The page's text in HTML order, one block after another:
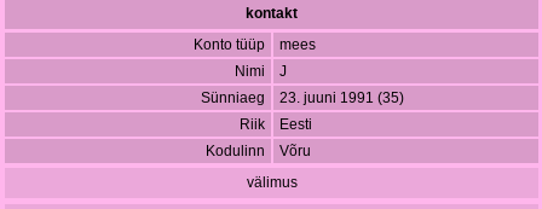
kontakt
Konto tüüp
mees
Nimi
J
Sünniaeg
23. juuni 1991 (35)
Riik
Eesti
Kodulinn
Võru
välimus